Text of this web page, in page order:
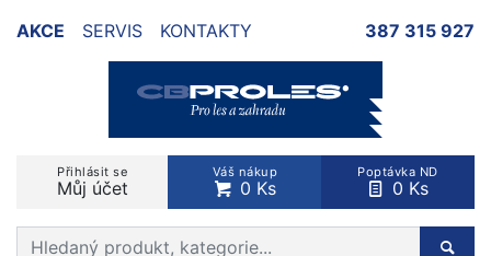
AKCE SERVIS KONTAKTY 387 315 927
Přihlásit se
Můj účet
Váš nákup
0 Ks
Poptávka ND
0 Ks
Prohledat web